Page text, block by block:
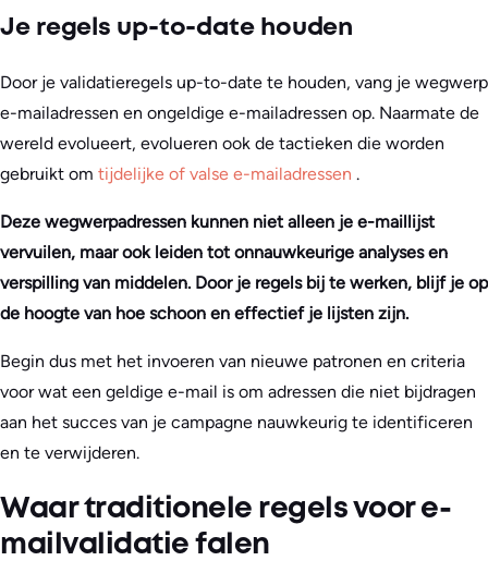
Je regels up-to-date houden
Door je validatieregels up-to-date te houden, vang je wegwerp
e-mailadressen en ongeldige e-mailadressen op. Naarmate de
wereld evolueert, evolueren ook de tactieken die worden
gebruikt om tijdelijke of valse e-mailadressen .
Deze wegwerpadressen kunnen niet alleen je e-maillijst
vervuilen, maar ook leiden tot onnauwkeurige analyses en
verspilling van middelen. Door je regels bij te werken, blijf je op
de hoogte van hoe schoon en effectief je lijsten zijn.
Begin dus met het invoeren van nieuwe patronen en criteria
voor wat een geldige e-mail is om adressen die niet bijdragen
aan het succes van je campagne nauwkeurig te identificeren
en te verwijderen.
Waar traditionele regels voor e-
mailvalidatie falen